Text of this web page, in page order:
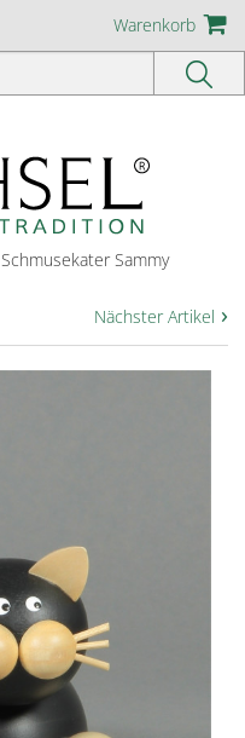
Warenkorb
Schmusekater Sammy
Nächster Artikel ›